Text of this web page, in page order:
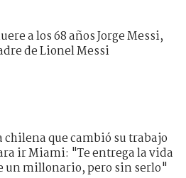
a los 68 años Jorge Messi,
de Lionel Messi
chilena que cambió su trabajo
ir Miami: "Te entrega la vida
un millonario, pero sin serlo"